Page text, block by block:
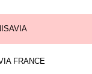
FRANCE